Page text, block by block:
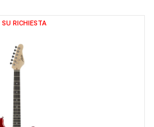
SU RICHIESTA